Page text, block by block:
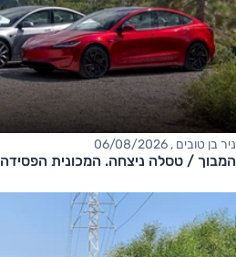
ניר בן טובים , 06/08/2026
המבוך / טסלה ניצחה. המכונית הפסידה